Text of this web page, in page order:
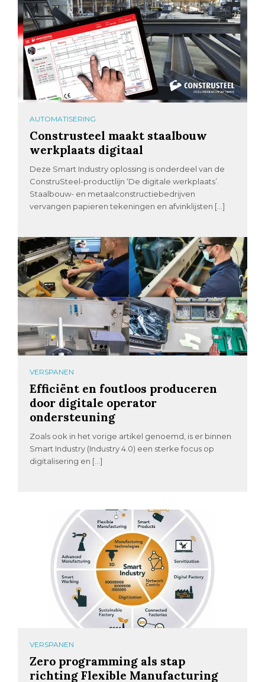
AUTOMATISERING
Construsteel maakt staalbouw
werkplaats digitaal
Deze Smart Industry oplossing is onderdeel van de
ConstruSteel-productlijn ‘De digitale werkplaats’.
Staalbouw- en metaalconstructiebedrijven
vervangen papieren tekeningen en afvinklijsten […]
VERSPANEN
Efficiënt en foutloos produceren
door digitale operator
ondersteuning
Zoals ook in het vorige artikel genoemd, is er binnen
Smart Industry (Industry 4.0) een sterke focus op
digitalisering en […]
VERSPANEN
Zero programming als stap
richting Flexible Manufacturing